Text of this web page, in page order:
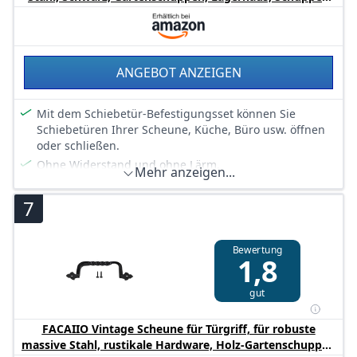
Konstruktion und wetterfesten Schutz im Garten.
Sorgloser Einsatz im Alltag – Die braune Garage in
Holzoptik bietet ein gepflegtes Erscheinungsbild, sorgt
für Ordnung und gibt Ihnen Sicherheit, indem sie
Geräte im Außenbereich übersichtlich und geschützt
lagert.
für Gartengeräte
ANGEBOT ANZEIGEN
Mit dem Schiebetür-Befestigungsset können Sie
Schiebetüren Ihrer Scheune, Küche, Büro usw. öffnen
oder schließen.
Ohne Widerstand und ohne Lärm.
Das Schiebetürschienenset passt dank seines
kompakten und zeitlosen Designs zu fast jedem Dekor.
Dieses Schiebetür-Befestigungsset beinhaltet 2
183 cm) und 2 verschleißfesten Rollen.
Die Türschienen sind aus pulverbeschichtetem Stahl,
robust und langlebig.
Mehr anzeigen...
7
Bewertung
1,8
gut
FACAIIO Vintage Scheune für Türgriff, für robuste
massive Stahl, rustikale Hardware, Holz-Gartenschuppen